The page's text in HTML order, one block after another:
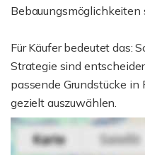
Bebauungsmöglichkeiten
Für Käufer bedeutet das:
Strategie sind
passende Grundstücke
gezielt auszuwählen.